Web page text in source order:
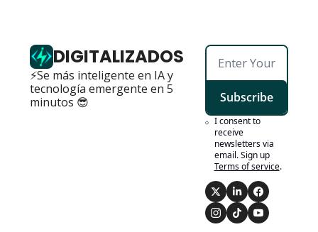
DIGITALIZADOS
⚡Se más inteligente en IA y
tecnología emergente en 5
minutos 😎
Subscribe
I consent to
receive
newsletters via
email. Sign up
Terms of service.